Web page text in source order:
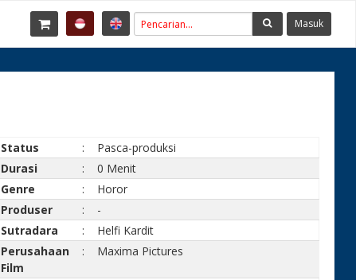
Masuk
Status :
Pasca-produksi
Durasi
:
0 Menit
Genre
:
Horor
Produser
:
-
Sutradara
:
Helfi Kardit
Perusahaan
Film
: Maxima Pictures